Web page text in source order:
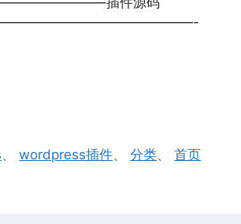
、wordpress插件、分类、首页